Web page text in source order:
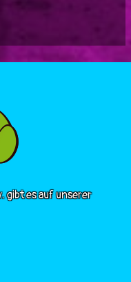
gibt es auf unserer